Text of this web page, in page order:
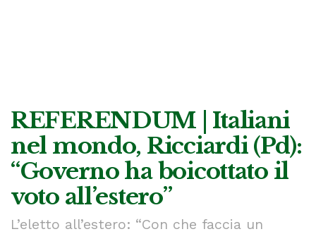
REFERENDUM | Italiani
nel mondo, Ricciardi (Pd):
“Governo ha boicottato il
voto all’estero”
L’eletto all’estero: “Con che faccia un